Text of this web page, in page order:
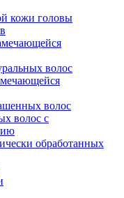
кожи головы
волос
волос
волос с
обработанных